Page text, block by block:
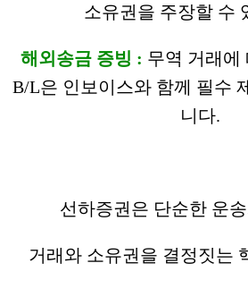
소유권을 주장할 수
해외송금 증빙 : 무역 거래에
B/L은 인보이스와 함께 필수
니다.
선하증권은 단순한 운
거래와 소유권을 결정짓는